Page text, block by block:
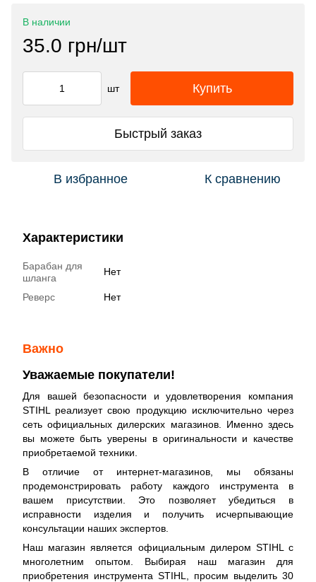
В наличии
35.0 грн/шт
шт Купить
Быстрый заказ
В избранное К сравнению
Характеристики
Барабан для
шланга
Нет
Реверс Нет
Важно
Уважаемые покупатели!
Для вашей безопасности и удовлетворения компания
STIHL реализует свою продукцию исключительно через
сеть официальных дилерских магазинов. Именно здесь
вы можете быть уверены в оригинальности и качестве
приобретаемой техники.
В отличие от интернет-магазинов, мы обязаны
продемонстрировать работу каждого инструмента в
вашем присутствии. Это позволяет убедиться в
исправности изделия и получить исчерпывающие
консультации наших экспертов.
Наш магазин является официальным дилером STIHL с
многолетним опытом. Выбирая наш магазин для
приобретения инструмента STIHL, просим выделить 30